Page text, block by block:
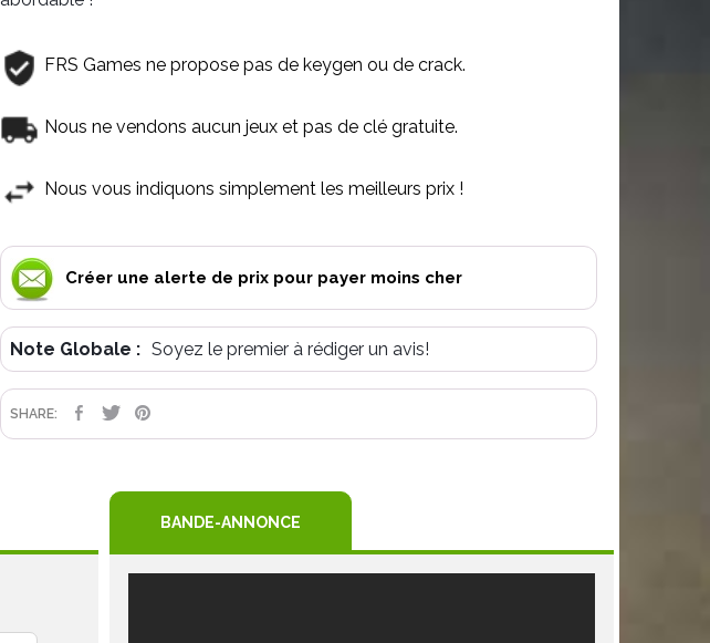
FRS Games ne propose pas de keygen ou de crack.
Nous ne vendons aucun jeux et pas de clé gratuite.
Nous vous indiquons simplement les meilleurs prix !
Créer une alerte de prix pour payer moins cher
Note Globale : Soyez le premier à rédiger un avis!
SHARE: PARTAGER
TWEET
BANDE-ANNONCE